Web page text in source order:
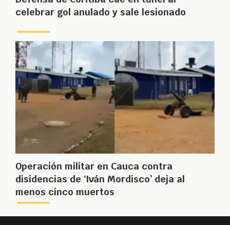
celebrar gol anulado y sale lesionado
Operación militar en Cauca contra
disidencias de ‘Iván Mordisco’ deja al
menos cinco muertos